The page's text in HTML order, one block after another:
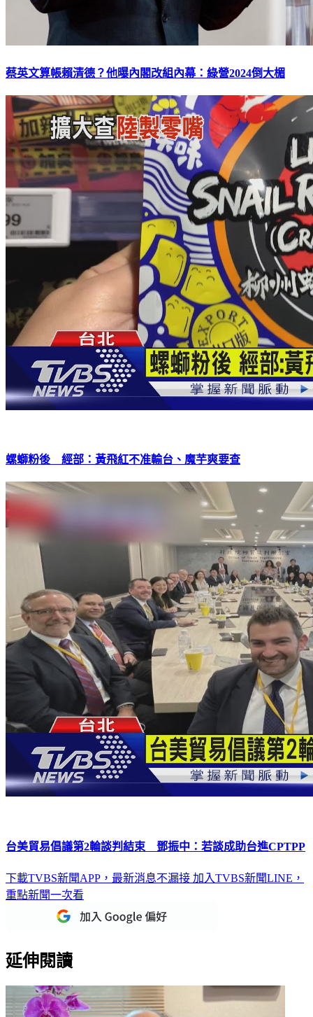
蔡英文算帳賴清德？他曝內閣改組內幕：綠營2024倒大楣
螺螄粉後 經部：黃飛紅不准輸台、魔芋爽要查
台美貿易倡議第2輪談判結束 鄧振中：若談成助台進CPTPP
下載TVBS新聞APP，最新消息不漏接 加入TVBS新聞LINE，
重點新聞一次看
延伸閱讀